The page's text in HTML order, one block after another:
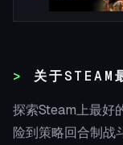
关于STEAM
探索Steam上最好
险到策略回合制战